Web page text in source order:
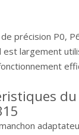
précision P0,
est largement